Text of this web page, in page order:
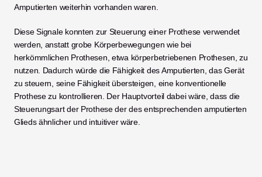
Amputierten weiterhin vorhanden waren.
Diese Signale konnten zur Steuerung einer Prothese verwendet
werden, anstatt grobe Körperbewegungen wie bei
herkömmlichen Prothesen, etwa körperbetriebenen Prothesen, zu
nutzen. Dadurch würde die Fähigkeit des Amputierten, das Gerät
zu steuern, seine Fähigkeit übersteigen, eine konventionelle
Prothese zu kontrollieren. Der Hauptvorteil dabei wäre, dass die
Steuerungsart der Prothese der des entsprechenden amputierten
Glieds ähnlicher und intuitiver wäre.